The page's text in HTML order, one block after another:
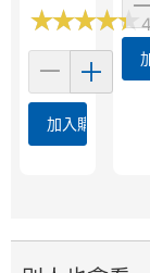
★★★★★
★★★★★
加入購物車